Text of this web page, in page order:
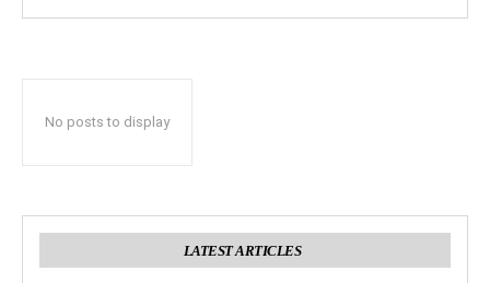
No posts to display
LATEST ARTICLES